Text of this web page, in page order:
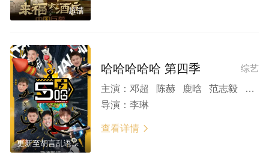
超清
更新至胡言乱语特辑
综艺
哈哈哈哈哈 第四季
主演： 邓超 陈赫 鹿晗 范志毅 董宝石 王勉 蔡国庆 李维嘉 荣梓杉
导演： 李琳
查看详情 